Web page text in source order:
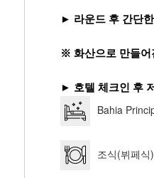
► 라운드 후 간단
※ 화산으로 만들어
► 호텔 체크인 후
Bahia
조식(뷔페